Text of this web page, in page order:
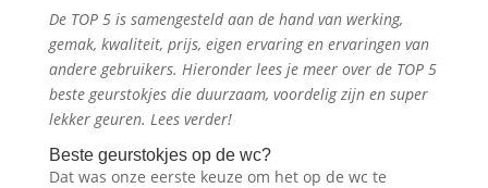
De TOP 5 is samengesteld aan de hand van werking,
gemak, kwaliteit, prijs, eigen ervaring en ervaringen van
andere gebruikers. Hieronder lees je meer over de TOP 5
beste geurstokjes die duurzaam, voordelig zijn en super
lekker geuren. Lees verder!
Beste geurstokjes op de wc?
Dat was onze eerste keuze om het op de wc te